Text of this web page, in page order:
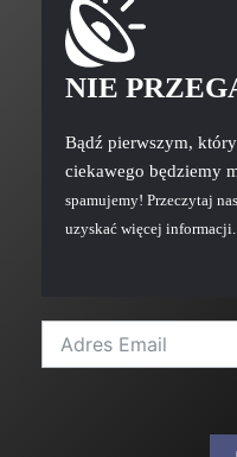
NIE
Bądź pierwszym,
ciekawego będziemy
spamujemy! Przeczytaj
uzyskać więcej informacji.